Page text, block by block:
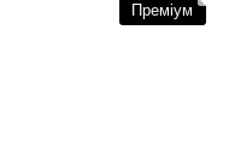
Преміум